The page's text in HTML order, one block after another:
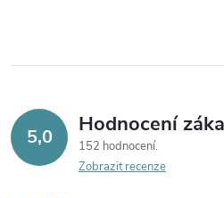
5,0 Hodnocení
152 hodnocení
Zobrazit recenze